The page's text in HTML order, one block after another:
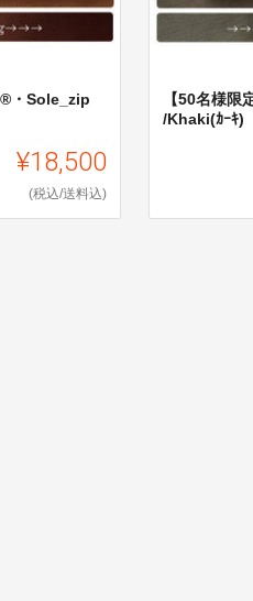
・Sole_zip
¥18,500
(税込/送料込)
【50名様
/Khaki(ｶｰｷ)